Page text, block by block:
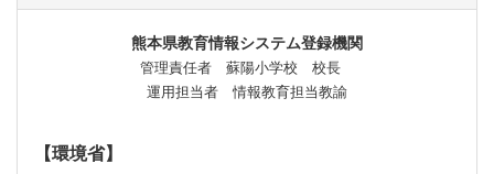
熊本県教育情報システム登録機関
管理責任者 蘇陽小学校 校長
運用担当者 情報教育担当教諭
【環境省】